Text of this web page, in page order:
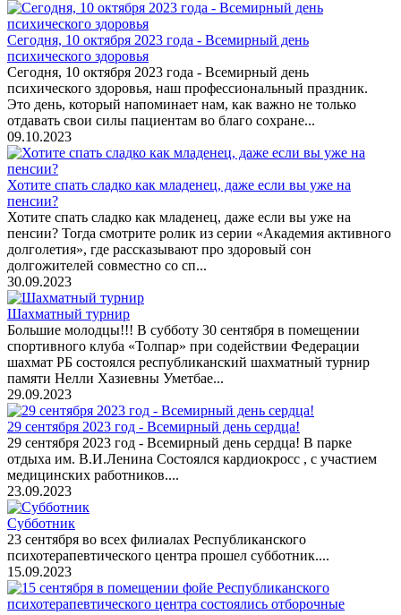
Сегодня, 10 октября 2023 года - Всемирный день
психического здоровья
Сегодня, 10 октября 2023 года - Всемирный день
психического здоровья, наш профессиональный праздник.
Это день, который напоминает нам, как важно не только
отдавать свои силы пациентам во благо сохране...
09.10.2023
Хотите спать сладко как младенец, даже если вы уже на
пенсии?
Хотите спать сладко как младенец, даже если вы уже на
пенсии? Тогда смотрите ролик из серии «Академия активного
долголетия», где рассказывают про здоровый сон
долгожителей совместно со сп...
30.09.2023
Шахматный турнир
Большие молодцы!!! В субботу 30 сентября в помещении
спортивного клуба «Толпар» при содействии Федерации
шахмат РБ состоялся республиканский шахматный турнир
памяти Нелли Хазиевны Уметбае...
29.09.2023
29 сентября 2023 год - Всемирный день сердца!
29 сентября 2023 год - Всемирный день сердца! В парке
отдыха им. В.И.Ленина Состоялся кардиокросс , с участием
медицинских работников....
23.09.2023
Субботник
23 сентября во всех филиалах Республиканского
психотерапевтического центра прошел субботник....
15.09.2023